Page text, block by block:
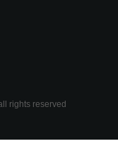
rights reserved